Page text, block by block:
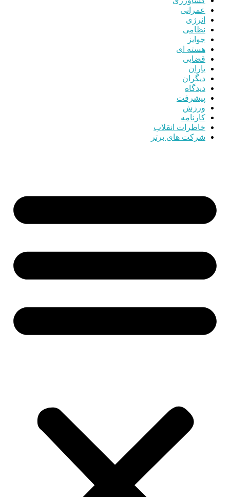
عمرانی
انرژی
نظامی
جوایز
هسته ای
قضایی
یاران
دیگران
دیدگاه
پیشرفت
ورزش
کارنامه
خاطرات انقلاب
شرکت های برتر